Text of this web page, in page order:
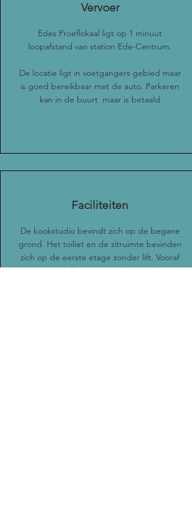
Vervoer
Edes Proeflokaal ligt op 1 minuut
loopafstand van station Ede-Centrum.
De locatie ligt in voetgangers gebied maar
is goed bereikbaar met de auto. Parkeren
kan in de buurt maar is betaald
Faciliteiten
De kookstudio bevindt zich op de begane
grond. Het toiliet en de zitruimte bevinden
zich op de eerste etage zonder lift. Vooraf
aan een workshop kun je elders in de straat